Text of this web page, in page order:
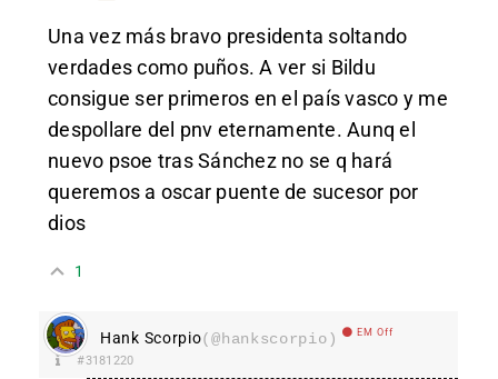
Una vez más bravo presidenta soltando
verdades como puños. A ver si Bildu
consigue ser primeros en el país vasco y me
despollare del pnv eternamente. Aunq el
nuevo psoe tras Sánchez no se q hará
queremos a oscar puente de sucesor por
dios
1
Hank Scorpio(@hankscorpio) EM Off
#3181220